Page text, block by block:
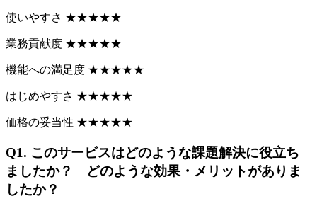
使いやすさ ★★★★★
業務貢献度 ★★★★★
機能への満足度 ★★★★★
はじめやすさ ★★★★★
価格の妥当性 ★★★★★
Q1. このサービスはどのような課題解決に役立ち
ましたか？ どのような効果・メリットがありま
したか？